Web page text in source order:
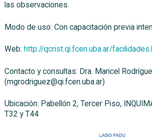
las observaciones.
Modo de uso: Con capacitación previa
Web: http://qcrist.qi.fcen.uba.ar/
Contacto y consultas: Dra. Maricel
(mgrodriguez@qi.fcen.uba.ar)
Ubicación: Pabellón 2, Tercer Piso,
T32 y T44